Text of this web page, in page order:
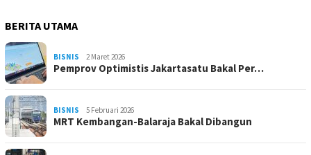
BERITA UTAMA
BISNIS 2 Maret 2026
Pemprov Optimistis Jakartasatu Bakal Per…
BISNIS 5 Februari 2026
MRT Kembangan-Balaraja Bakal Dibangun